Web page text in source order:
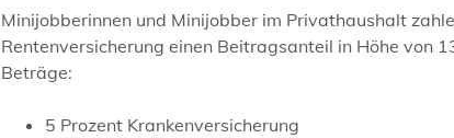
Minijobberinnen und Minijobber im Privathaushalt
Rentenversicherung einen Beitragsanteil in Höhe von
Beträge:
5 Prozent Krankenversicherung